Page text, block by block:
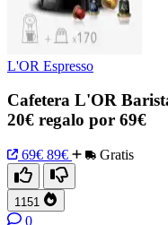
L'OR Espresso
Cafetera L'OR
20€ regalo por 69€
69€ 89€ Gratis
1151
0